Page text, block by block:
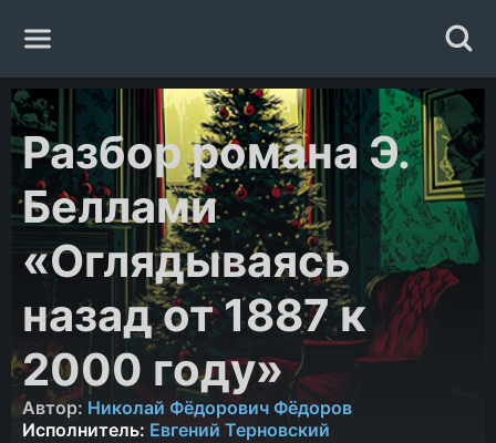
Главная
Жанры
Авторы
Исполнители
Случайная книга
Разбор романа Э.
Беллами
«Оглядываясь
назад от 1887 к
2000 году»
Автор: Николай Фёдорович Фёдоров
Исполнитель: Евгений Терновский